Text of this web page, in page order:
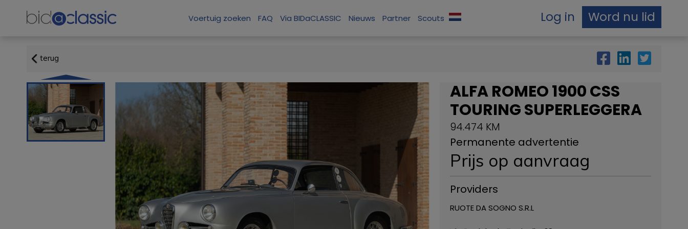
Voertuig zoeken FAQ Via BIDaCLASSIC Nieuws Partner Scouts Log in Word nu lid
terug
ALFA ROMEO 1900 CSS
TOURING SUPERLEGGERA
94.474 KM
Permanente advertentie
Prijs op aanvraag
Providers
RUOTE DA SOGNO S.R.L